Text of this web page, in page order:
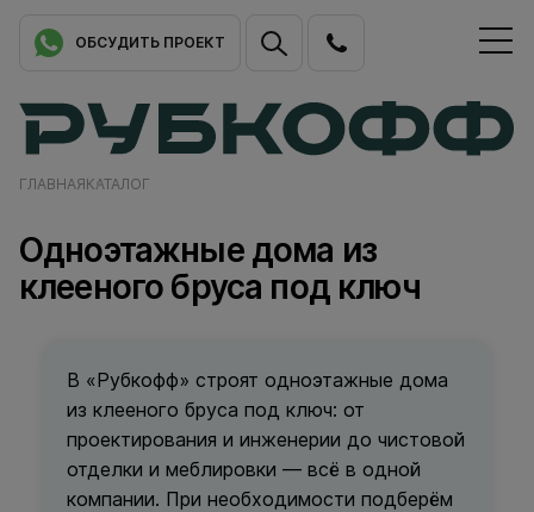
ОБСУДИТЬ ПРОЕКТ
ГЛАВНАЯКАТАЛОГ
Одноэтажные дома из
клееного бруса под ключ
В «Рубкофф» строят одноэтажные дома
из клееного бруса под ключ: от
проектирования и инженерии до чистовой
отделки и меблировки — всё в одной
компании. При необходимости подберём